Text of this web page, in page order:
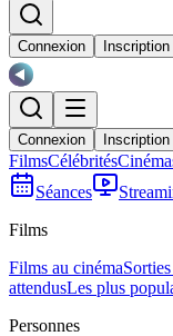
Connexion Inscription
Connexion Inscription
FilmsCélébrités
Séances
Films
Films au cinéma
attendusLes plus
Personnes